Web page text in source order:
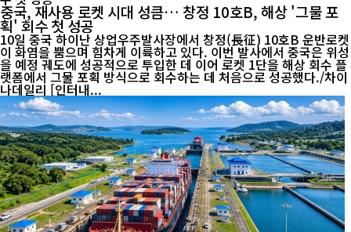
중국, 재사용 로켓 시대 성큼… 창정 10호B, 해상 '그물 포
획' 회수 첫 성공
10일 중국 하이난 상업우주발사장에서 창정(長征) 10호B 운반로켓
이 화염을 뿜으며 힘차게 이륙하고 있다. 이번 발사에서 중국은 위성
을 예정 궤도에 성공적으로 투입한 데 이어 로켓 1단을 해상 회수 플
랫폼에서 그물 포획 방식으로 회수하는 데 처음으로 성공했다./차이
나데일리 [인터내...